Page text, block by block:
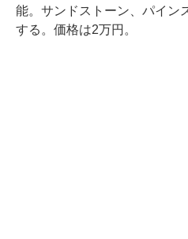
能。サンドストーン、パイン
する。価格は2万円。